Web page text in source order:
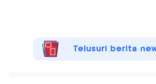
Telusuri berita